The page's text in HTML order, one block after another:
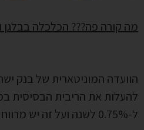
מה קורה פה??? הכלכלה בבלגן
הוועדה המוניטארית של בנק
ל-0.75% לשנה ועל זה יש מרווח של 1.5% של הבנקים.